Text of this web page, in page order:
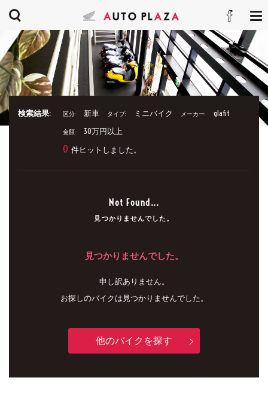
検索結果: 区分: 新車 タイプ: ミニバイク メーカー: glafit
金額: 30万円以上
0 件ヒットしました。
Not Found...
見つかりませんでした。
見つかりませんでした。
申し訳ありません。
お探しのバイクは見つかりませんでした。
他のバイクを探す